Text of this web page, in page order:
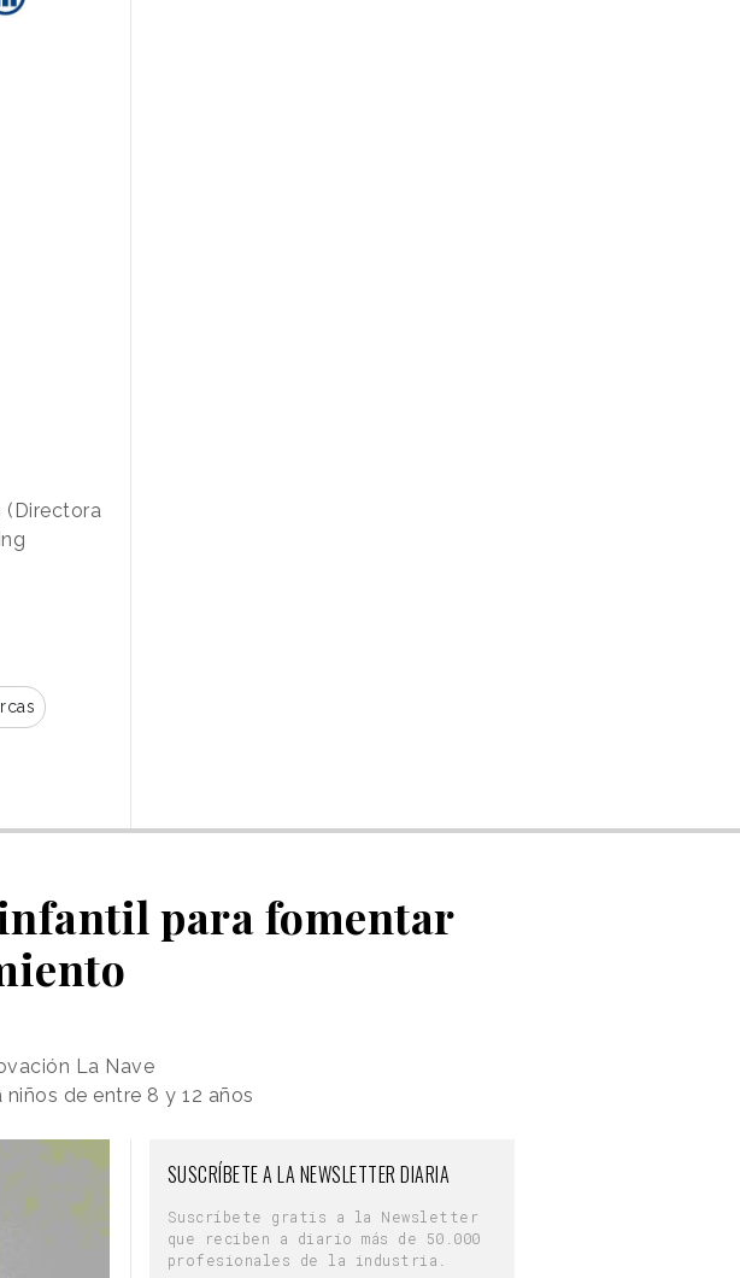
(Directora
para fomentar
La Nave
de entre 8 y 12 años
SUSCRÍBETE A LA NEWSLETTER DIARIA
Suscríbete gratis a la Newsletter
que reciben a diario más de 50.000
profesionales de la industria.